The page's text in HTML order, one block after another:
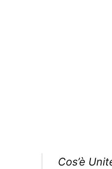
Cos’è